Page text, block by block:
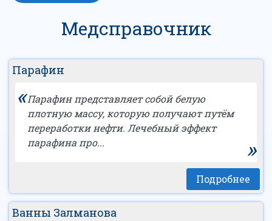
Медсправочник
Парафин
«Парафин представляет собой белую
плотную массу, которую получают путём
переработки нефти. Лечебный эффект
парафина про...
»
Подробнее
Ванны Залманова